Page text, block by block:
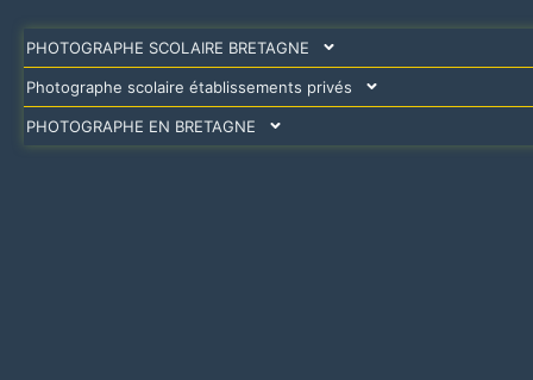
PHOTOGRAPHE SCOLAIRE BRETAGNE
Photographe scolaire établissements privés
PHOTOGRAPHE EN BRETAGNE